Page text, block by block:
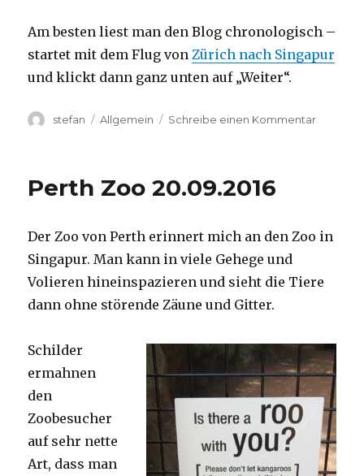
Am besten liest man den Blog chronologisch –
startet mit dem Flug vonZürich nach Singapur
und klickt dann ganz unten auf „Weiter“.
Autor
stefan Kategorien
Allgemein Schreibe einen Kommentarzu
Perth
Perth Zoo 20.09.2016
Der Zoo von Perth erinnert mich an den Zoo in
Singapur. Man kann in viele Gehege und
Volieren hineinspazieren und sieht die Tiere
dann ohne störende Zäune und Gitter.
Schilder
ermahnen
den
Zoobesucher
auf sehr nette
Art, dass man